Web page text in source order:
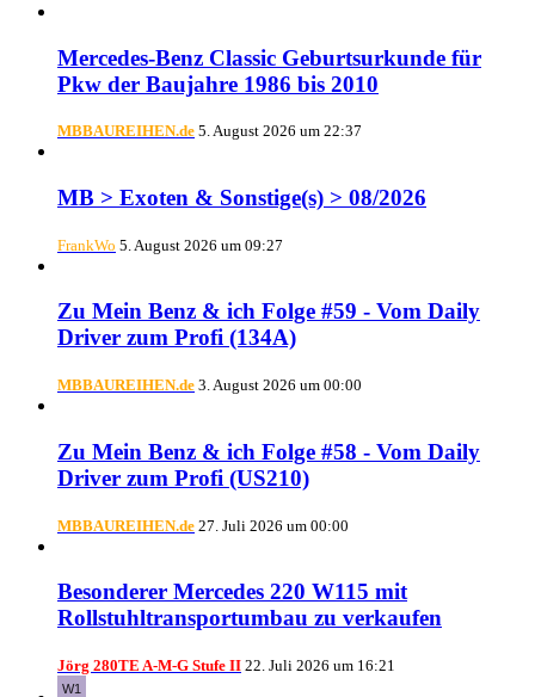
Mercedes-Benz Classic Geburtsurkunde für
Pkw der Baujahre 1986 bis 2010
MBBAUREIHEN.de 5. August 2026 um 22:37
MB > Exoten & Sonstige(s) > 08/2026
FrankWo 5. August 2026 um 09:27
Zu Mein Benz & ich Folge #59 - Vom Daily
Driver zum Profi (134A)
MBBAUREIHEN.de 3. August 2026 um 00:00
Zu Mein Benz & ich Folge #58 - Vom Daily
Driver zum Profi (US210)
MBBAUREIHEN.de 27. Juli 2026 um 00:00
Besonderer Mercedes 220 W115 mit
Rollstuhltransportumbau zu verkaufen
Jörg 280TE A-M-G Stufe II 22. Juli 2026 um 16:21